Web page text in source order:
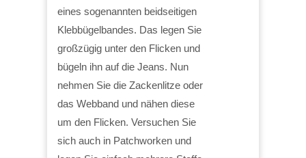
eines sogenannten beidseitigen
Klebbügelbandes. Das legen Sie
großzügig unter den Flicken und
bügeln ihn auf die Jeans. Nun
nehmen Sie die Zackenlitze oder
das Webband und nähen diese
um den Flicken. Versuchen Sie
sich auch in Patchworken und